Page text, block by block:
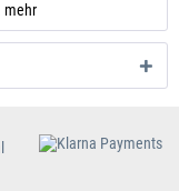
mehr